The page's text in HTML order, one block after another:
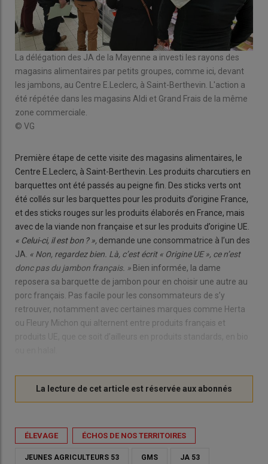
La délégation des JA de la Mayenne a investi les rayons des
magasins alimentaires par petits groupes, comme ici, devant
les jambons, au Centre E.Leclerc, à Saint-Berthevin. L'action a
été répétée dans les magasins Aldi et Grand Frais de la même
zone commerciale.
© VG
Première étape de cette visite des magasins alimentaires, le
Centre E.Leclerc, à Saint-Berthevin. Les produits charcutiers en
barquettes ont été passés au peigne fin. Des sticks verts ont
été collés sur les barquettes pour les produits d’origine France,
et des sticks rouges sur les produits élaborés en France, mais
avec de la viande non française et sur les produits d’origine UE.
« Celui-ci, il est bon ? », demande une consommatrice à l’un des
JA. « Non, regardez bien. Là, c’est écrit « Origine UE », ce n’est
donc pas du jambon français. » Bien informée, la dame
reposera sa barquette de jambon pour en choisir une autre au
porc français. Pas facile pour les consommateurs de s’y
retrouver, notamment avec certaines marques comme Herta
ou Fleury Michon qui alternent entre produits français et
produits UE, que ce soit d’ailleurs en produits standards, en bio
ÉLEVAGE ÉCHOS DE NOS TERRITOIRES
JEUNES AGRICULTEURS 53 GMS JA 53